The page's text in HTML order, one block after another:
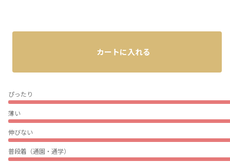
ぴったり
薄い
伸びない
普段着（通園・通学）
カートに入れる